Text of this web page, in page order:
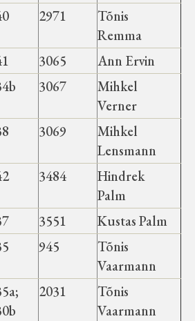
2971
Tõnis
Remma
3065
Ann Ervin
3067
Mihkel
Verner
3069
Mihkel
Lensmann
3484
Hindrek
Palm
3551
Kustas Palm
945
Tõnis
Vaarmann
2031
Tõnis
Vaarmann